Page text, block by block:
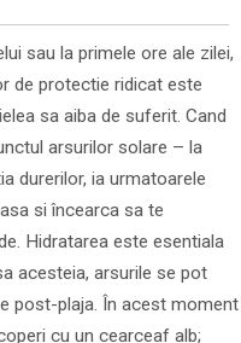
sau la primele ore ale zilei,
de protectie ridicat este
sa aiba de suferit. Cand
arsurilor solare – la
durerilor, ia urmatoarele
si încearca sa te
Hidratarea este esentiala
acesteia, arsurile se pot
post-plaja. În acest moment
cu un cearceaf alb;